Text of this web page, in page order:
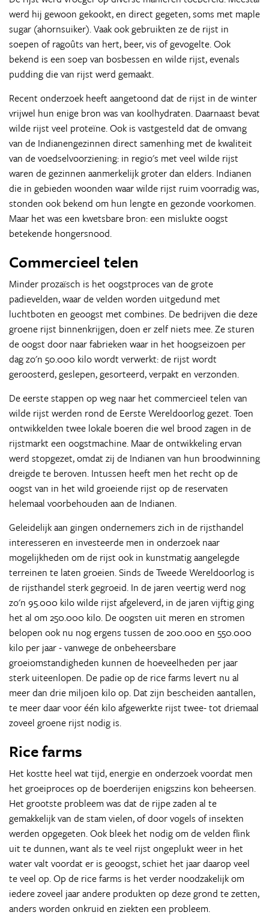
werd hij gewoon gekookt, en direct gegeten, soms met maple
sugar (ahornsuiker). Vaak ook gebruikten ze de rijst in
soepen of ragoûts van hert, beer, vis of gevogelte. Ook
bekend is een soep van bosbessen en wilde rijst, evenals
pudding die van rijst werd gemaakt.
Recent onderzoek heeft aangetoond dat de rijst in de winter
vrijwel hun enige bron was van koolhydraten. Daarnaast bevat
wilde rijst veel proteïne. Ook is vastgesteld dat de omvang
van de Indianengezinnen direct samenhing met de kwaliteit
van de voedselvoorziening: in regio's met veel wilde rijst
waren de gezinnen aanmerkelijk groter dan elders. Indianen
die in gebieden woonden waar wilde rijst ruim voorradig was,
stonden ook bekend om hun lengte en gezonde voorkomen.
Maar het was een kwetsbare bron: een mislukte oogst
betekende hongersnood.
Commercieel telen
Minder prozaïsch is het oogstproces van de grote
padievelden, waar de velden worden uitgedund met
luchtboten en geoogst met combines. De bedrijven die deze
groene rijst binnenkrijgen, doen er zelf niets mee. Ze sturen
de oogst door naar fabrieken waar in het hoogseizoen per
dag zo'n 50.000 kilo wordt verwerkt: de rijst wordt
geroosterd, geslepen, gesorteerd, verpakt en verzonden.
De eerste stappen op weg naar het commercieel telen van
wilde rijst werden rond de Eerste Wereldoorlog gezet. Toen
ontwikkelden twee lokale boeren die wel brood zagen in de
rijstmarkt een oogstmachine. Maar de ontwikkeling ervan
werd stopgezet, omdat zij de Indianen van hun broodwinning
dreigde te beroven. Intussen heeft men het recht op de
oogst van in het wild groeiende rijst op de reservaten
helemaal voorbehouden aan de Indianen.
Geleidelijk aan gingen ondernemers zich in de rijsthandel
interesseren en investeerde men in onderzoek naar
mogelijkheden om de rijst ook in kunstmatig aangelegde
terreinen te laten groeien. Sinds de Tweede Wereldoorlog is
de rijsthandel sterk gegroeid. In de jaren veertig werd nog
zo'n 95.000 kilo wilde rijst afgeleverd, in de jaren vijftig ging
het al om 250.000 kilo. De oogsten uit meren en stromen
belopen ook nu nog ergens tussen de 200.000 en 550.000
kilo per jaar - vanwege de onbeheersbare
groeiomstandigheden kunnen de hoeveelheden per jaar
sterk uiteenlopen. De padie op de rice farms levert nu al
meer dan drie miljoen kilo op. Dat zijn bescheiden aantallen,
te meer daar voor één kilo afgewerkte rijst twee- tot driemaal
zoveel groene rijst nodig is.
Rice farms
Het kostte heel wat tijd, energie en onderzoek voordat men
het groeiproces op de boerderijen enigszins kon beheersen.
Het grootste probleem was dat de rijpe zaden al te
gemakkelijk van de stam vielen, of door vogels of insekten
werden opgegeten. Ook bleek het nodig om de velden flink
uit te dunnen, want als te veel rijst ongeplukt weer in het
water valt voordat er is geoogst, schiet het jaar daarop veel
te veel op. Op de rice farms is het verder noodzakelijk om
iedere zoveel jaar andere produkten op deze grond te zetten,
anders worden onkruid en ziekten een probleem.